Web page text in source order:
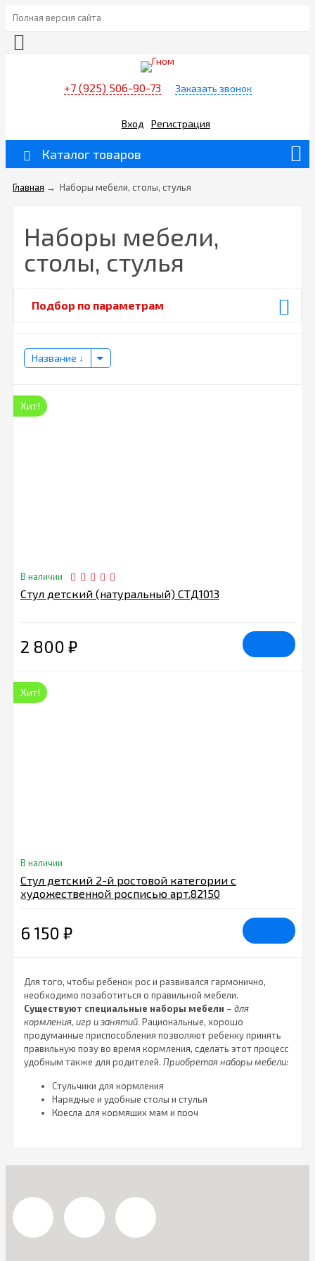
Полная версия сайта
+7 (925) 506-90-73 Заказать звонок
Вход Регистрация
Каталог товаров
Главная → Наборы мебели, столы, стулья
Наборы мебели,
столы, стулья
Подбор по параметрам
Название
Хит!
В наличии
Стул детский (натуральный) СТД1013
2 800 ₽
Хит!
В наличии
Стул детский 2-й ростовой категории с
художественной росписью арт.82150
6 150 ₽
Для того, чтобы ребенок рос и развивался гармонично,
необходимо позаботиться о правильной мебели.
Существуют специальные наборы мебели – для
кормления, игр и занятий. Рациональные, хорошо
продуманные приспособления позволяют ребенку принять
правильную позу во время кормления, сделать этот процесс
удобным также для родителей. Приобретая наборы мебели:
Стульчики для кормления
Нарядные и удобные столы и стулья
Кресла для кормящих мам и проч
необходим ужесобственный набор мебели
стол и стульчик. Все это вы можете приобрести в нашем
интернет-магазине.